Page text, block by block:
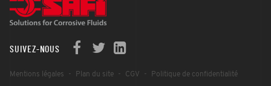
SUIVEZ-NOUS
Mentions légales Plan du site CGV Politique de confidentialité